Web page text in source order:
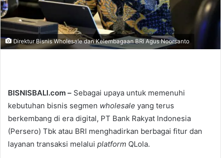
l
Direktur Bisnis Wholesale dan Kelembagaan BRI Agus Noorsanto
BISNISBALI.com – Sebagai upaya untuk memenuhi
kebutuhan bisnis segmen wholesale yang terus
berkembang di era digital, PT Bank Rakyat Indonesia
(Persero) Tbk atau BRI menghadirkan berbagai fitur dan
layanan transaksi melalui platform QLola.